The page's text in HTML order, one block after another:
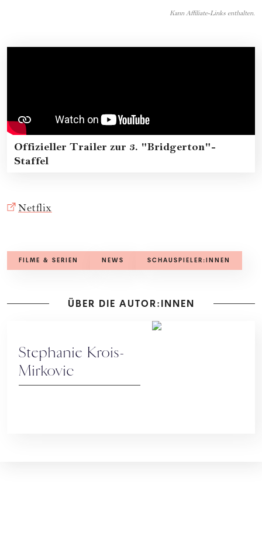
Kann Affiliate-Links enthalten.
Offizieller Trailer zur 3. "Bridgerton"-
Staffel
Netflix
FILME & SERIEN NEWS SCHAUSPIELER:INNEN
ÜBER DIE AUTOR:INNEN
Stephanie Krois-
Mirkovic